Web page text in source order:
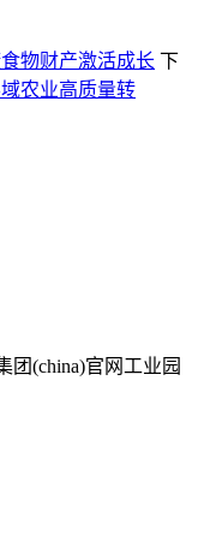
物财产激活成长 下
农业高质量转
团(china)官网工业园